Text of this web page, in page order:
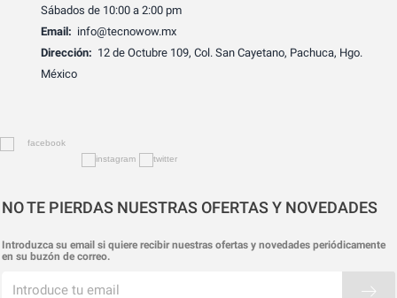
Sábados de 10:00 a 2:00 pm
Email: info@tecnowow.mx
Dirección: 12 de Octubre 109, Col. San Cayetano, Pachuca, Hgo.
México
NO TE PIERDAS NUESTRAS OFERTAS Y NOVEDADES
Introduzca su email si quiere recibir nuestras ofertas y novedades periódicamente
en su buzón de correo.